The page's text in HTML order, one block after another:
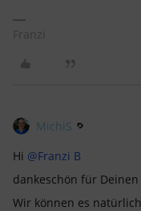
Franzi
MichiS
Hi ​ @Franzi B
dankeschön für
Wir können es